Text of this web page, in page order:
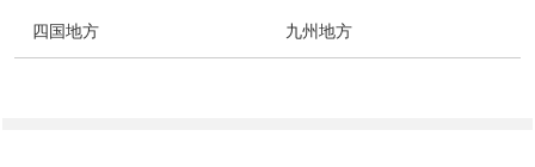
四国地方 九州地方